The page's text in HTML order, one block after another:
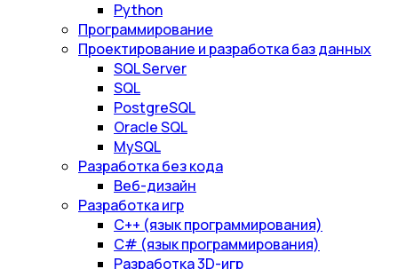
Python
Программирование
Проектирование и разработка баз данных
SQL Server
SQL
PostgreSQL
Oracle SQL
MySQL
Разработка без кода
Веб-дизайн
Разработка игр
С++ (язык программирования)
С# (язык программирования)
Разработка 3D-игр